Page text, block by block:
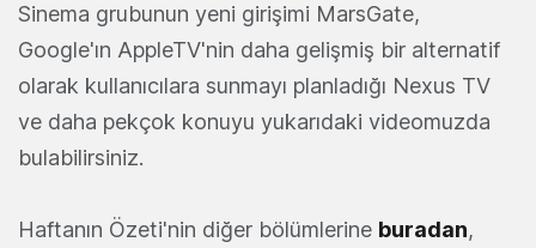
Sinema grubunun yeni girişimi MarsGate,
Google'ın AppleTV'nin daha gelişmiş bir alternatif
olarak kullanıcılara sunmayı planladığı Nexus TV
ve daha pekçok konuyu yukarıdaki videomuzda
bulabilirsiniz.
Haftanın Özeti'nin diğer bölümlerine buradan,